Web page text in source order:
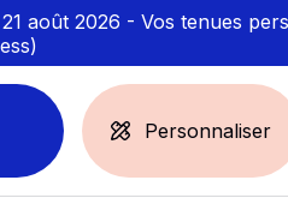
août 2026 - Vos tenues
Personnaliser